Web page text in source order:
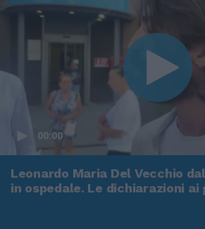
00:00
Leonardo Maria Del Vecchio
in ospedale. Le dichiarazioni